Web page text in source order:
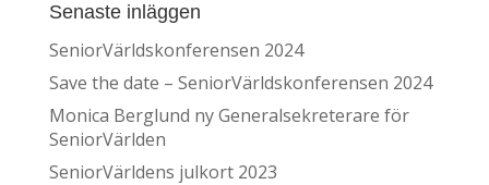
Senaste inläggen
SeniorVärldskonferensen 2024
Save the date – SeniorVärldskonferensen 2024
Monica Berglund ny Generalsekreterare för
SeniorVärlden
SeniorVärldens julkort 2023